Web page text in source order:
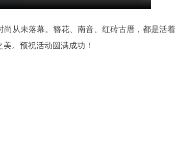
从未落幕。簪花、南音、红砖古厝，都是活着
。预祝活动圆满成功！